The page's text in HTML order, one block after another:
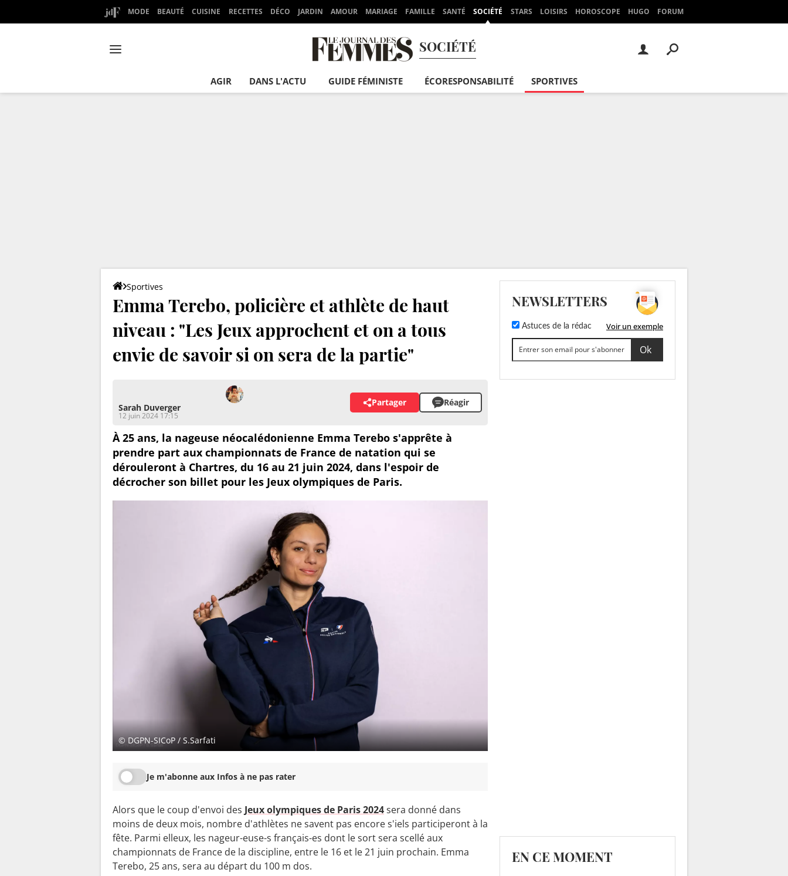
MODE BEAUTÉ CUISINE RECETTES DÉCO JARDIN AMOUR MARIAGE FAMILLE SANTÉ SOCIÉTÉ STARS LOISIRS HOROSCOPE HUGO FORUM
SOCIÉTÉ
AGIR DANS L'ACTU GUIDE FÉMINISTE ÉCORESPONSABILITÉ SPORTIVES
Sportives
Emma Terebo, policière et athlète de haut
niveau : "Les Jeux approchent et on a tous
envie de savoir si on sera de la partie"
Sarah Duverger
12 juin 2024 17:15
Partager Réagir
À 25 ans, la nageuse néocalédonienne Emma Terebo s'apprête à
prendre part aux championnats de France de natation qui se
dérouleront à Chartres, du 16 au 21 juin 2024, dans l'espoir de
décrocher son billet pour les Jeux olympiques de Paris.
© DGPN-SICoP / S.Sarfati
Je m'abonne aux Infos à ne pas rater
Alors que le coup d'envoi des Jeux olympiques de Paris 2024sera donné dans
moins de deux mois, nombre d'athlètes ne savent pas encore s'iels participeront à la
fête. Parmi elleux, les nageur-euse-s français-es dont le sort sera scellé aux
championnats de France de la discipline, entre le 16 et le 21 juin prochain. Emma
Terebo, 25 ans, sera au départ du 100 m dos.
NEWSLETTERS
Astuces de la rédac Voir un exemple
EN CE MOMENT